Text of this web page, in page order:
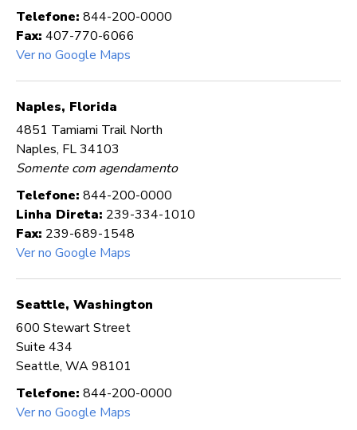
Telefone: 844-200-0000
Fax: 407-770-6066
Ver no Google Maps
Naples, Florida
4851 Tamiami Trail North
Naples, FL 34103
Somente com agendamento
Telefone: 844-200-0000
Linha Direta: 239-334-1010
Fax: 239-689-1548
Ver no Google Maps
Seattle, Washington
600 Stewart Street
Suite 434
Seattle, WA 98101
Telefone: 844-200-0000
Ver no Google Maps